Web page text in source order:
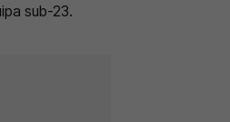
sub-23.